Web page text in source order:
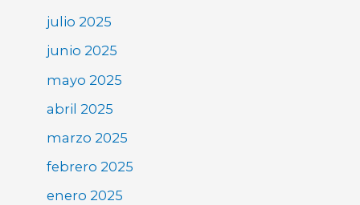
julio 2025
junio 2025
mayo 2025
abril 2025
marzo 2025
febrero 2025
enero 2025